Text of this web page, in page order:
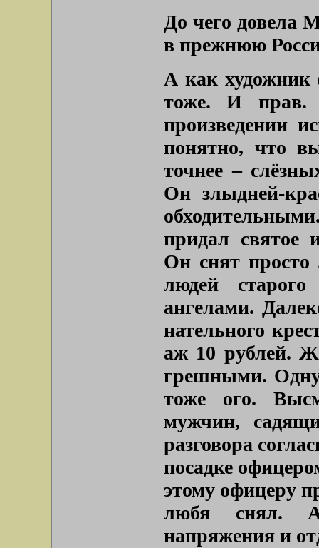
До чего довела
в прежнюю
А как художник
тоже. И прав.
произведении
понятно, что
точнее –
Он злыдней-
придал святое
Он снят
людей
ангелами.
нательного
аж 10 рублей.
грешными. Одну
тоже ого.
мужчин,
разговора
посадке
этому офицеру
любя снял. А
напряжения и